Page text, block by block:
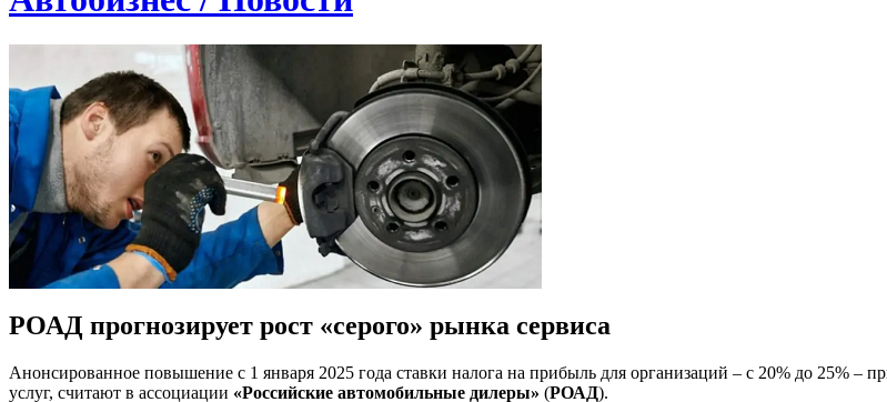
РОАД прогнозирует рост «серого» рынка сервиса
Анонсированное повышение с 1 января 2025 года ставки налога на прибыль для организаций – с 20% до 25% –
услуг, считают в ассоциации «Российские автомобильные дилеры» (РОАД).